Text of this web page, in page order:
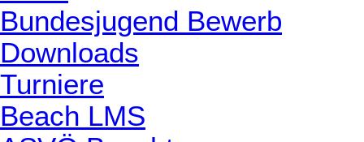
Bundesjugend Bewerb
Downloads
Turniere
Beach LMS